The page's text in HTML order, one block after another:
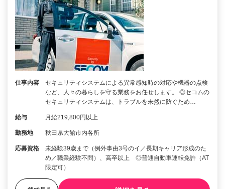
仕事内容
セキュリティシステムによる異常感知時の対応や機器の点検
など、人々の暮らしを守る業務をお任せします。 ◎セコムの
セキュリティシステムは、トラブルを未然に防ぐため…
給与 月給219,800円以上
勤務地 秋田県大館市内各所
応募資格
未経験39歳まで（例外事由3号のイ／長期キャリア形成のた
め／職業経験不問）、高卒以上 ◎普通自動車運転免許（AT
限定可）